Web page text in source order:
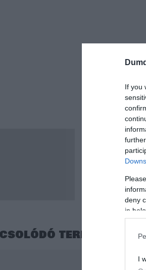
If you
deny
in
I
Tusfürdő, Aloe
Hasznos és
Illata nagyon
Az első címkén
termékek